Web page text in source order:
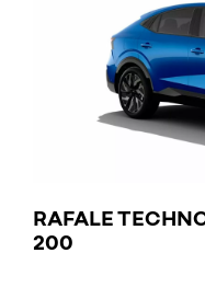
RAFALE
200